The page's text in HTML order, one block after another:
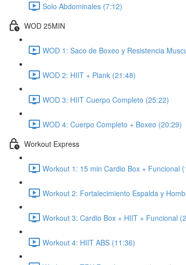
Solo Abdominales (7:12)
WOD 25MIN
WOD 1: Saco de Boxeo y Resistencia
WOD 2: HIIT + Plank (21:48)
WOD 3: HIIT Cuerpo Completo (25:22)
WOD 4: Cuerpo Completo + Boxeo (20:29)
Workout Express
Workout 1: 15 min Cardio Box + Funcional
Workout 2: Fortalecimiento Espalda y
Workout 3: Cardio Box + HIIT + Funcional
Workout 4: HIIT ABS (11:36)